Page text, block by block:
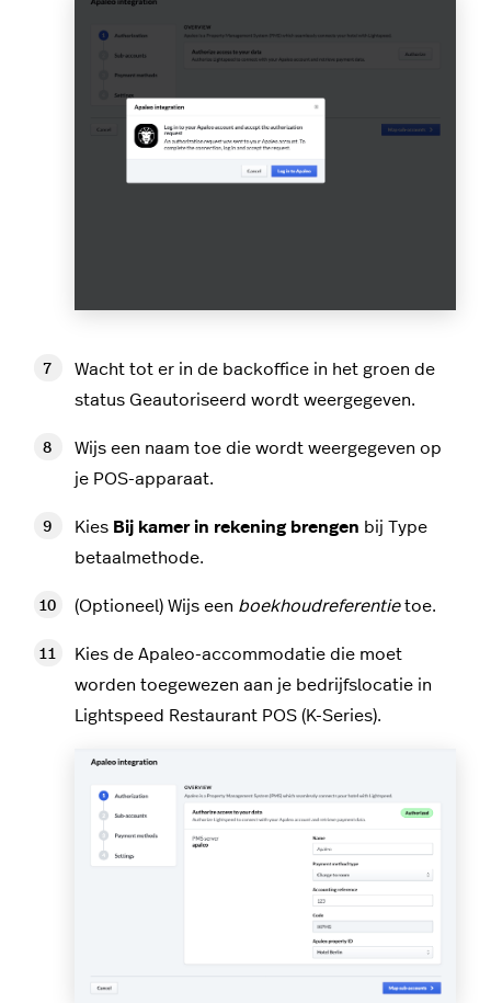
Wacht tot er in de backoffice in het groen de
status Geautoriseerd wordt weergegeven.
Wijs een naam toe die wordt weergegeven op
je POS-apparaat.
Kies Bij kamer in rekening brengen bij Type
betaalmethode.
(Optioneel) Wijs een boekhoudreferentietoe.
Kies de Apaleo-accommodatie die moet
worden toegewezen aan je bedrijfslocatie in
Lightspeed Restaurant POS (K-Series).